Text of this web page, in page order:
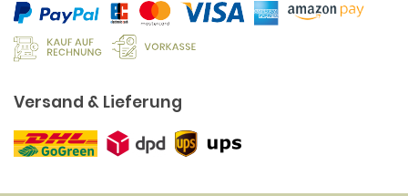
Versand & Lieferung